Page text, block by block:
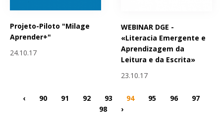
Projeto-Piloto "Milage
Aprender+"
24.10.17
WEBINAR DGE -
«Literacia Emergente e
Aprendizagem da
Leitura e da Escrita»
23.10.17
‹ 90 91 92 93 94 95 96
97
98
›